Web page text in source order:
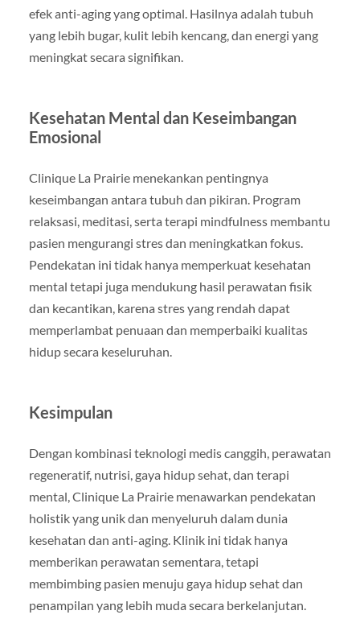
efek anti-aging yang optimal. Hasilnya adalah tubuh
yang lebih bugar, kulit lebih kencang, dan energi yang
meningkat secara signifikan.
Kesehatan Mental dan Keseimbangan
Emosional
Clinique La Prairie menekankan pentingnya
keseimbangan antara tubuh dan pikiran. Program
relaksasi, meditasi, serta terapi mindfulness membantu
pasien mengurangi stres dan meningkatkan fokus.
Pendekatan ini tidak hanya memperkuat kesehatan
mental tetapi juga mendukung hasil perawatan fisik
dan kecantikan, karena stres yang rendah dapat
memperlambat penuaan dan memperbaiki kualitas
hidup secara keseluruhan.
Kesimpulan
Dengan kombinasi teknologi medis canggih, perawatan
regeneratif, nutrisi, gaya hidup sehat, dan terapi
mental, Clinique La Prairie menawarkan pendekatan
holistik yang unik dan menyeluruh dalam dunia
kesehatan dan anti-aging. Klinik ini tidak hanya
memberikan perawatan sementara, tetapi
membimbing pasien menuju gaya hidup sehat dan
penampilan yang lebih muda secara berkelanjutan.